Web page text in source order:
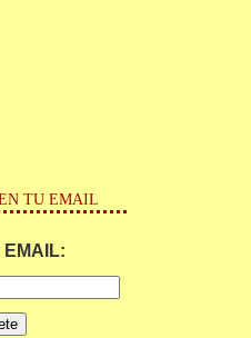
TU EMAIL
EMAIL: